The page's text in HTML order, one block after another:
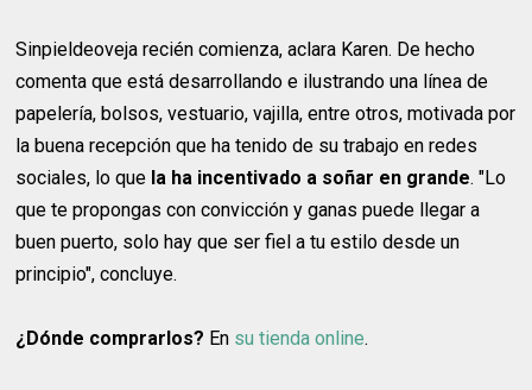
Sinpieldeoveja recién comienza, aclara Karen. De hecho
comenta que está desarrollando e ilustrando una línea de
papelería, bolsos, vestuario, vajilla, entre otros, motivada por
la buena recepción que ha tenido de su trabajo en redes
sociales, lo que la ha incentivado a soñar en grande. "Lo
que te propongas con convicción y ganas puede llegar a
buen puerto, solo hay que ser fiel a tu estilo desde un
principio", concluye.
¿Dónde comprarlos? En su tienda online.